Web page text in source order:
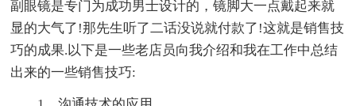
副眼镜是专门为成功男士设计的，镜脚大一点戴起来就
显的大气了!那先生听了二话没说就付款了!这就是销售技
巧的成果.以下是一些老店员向我介绍和我在工作中总结
出来的一些销售技巧: